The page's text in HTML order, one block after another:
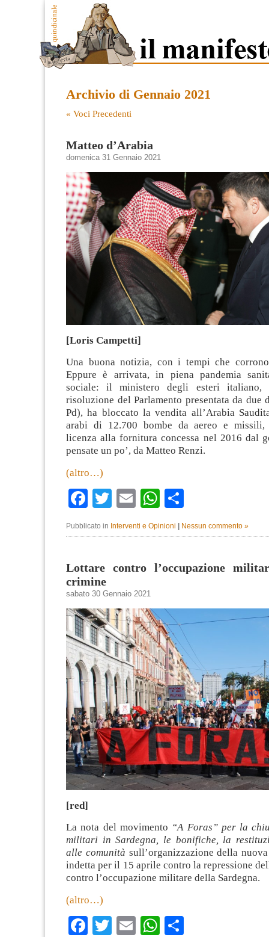
Archivio di Gennaio 2021
« Voci Precedenti
Matteo d’Arabia
domenica 31 Gennaio 2021
[Loris Campetti]
Una buona notizia, con i tempi che
Eppure è arrivata, in piena pandemia
sociale: il ministero degli esteri italiano,
risoluzione del Parlamento presentata da due
Pd), ha bloccato la vendita all’Arabia
arabi di 12.700 bombe da aereo e missili,
licenza alla fornitura concessa nel 2016 dal
pensate un po’, da Matteo Renzi.
(altro…)
Facebook
TwitterEmailWhatsApp
Pubblicato in Interventi e Opinioni Nessun commento »
Lottare contro l’occupazione
crimine
sabato 30 Gennaio 2021
[red]
La nota del movimento “A Foras” per la
militari in Sardegna, le bonifiche, la
alle comunità sull’organizzazione della
indetta per il 15 aprile contro la repressione
contro l’occupazione militare della Sardegna.
(altro…)
Facebook
TwitterEmailWhatsApp